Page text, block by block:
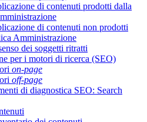
di contenuti prodotti dalla
di contenuti non prodotti
Amministrazione
dei soggetti ritratti
per i motori di ricerca (SEO)
on-page
off-page
di diagnostica SEO: Search